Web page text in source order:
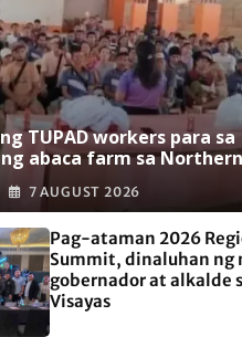
TUPAD workers para sa
abaca farm sa
7 AUGUST 2026
Pag-ataman 2026
Summit, dinaluhan ng
gobernador at alkalde
Visayas